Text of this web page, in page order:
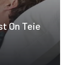
On Teie